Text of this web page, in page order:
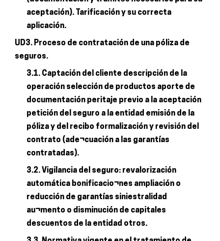
aceptación). Tarificación y su correcta
aplicación.
UD3. Proceso de contratación de una póliza de
seguros.
3.1. Captación del cliente descripción de la
operación selección de productos aporte de
documentación peritaje previo a la aceptación
petición del seguro a la entidad emisión de la
póliza y del recibo formalización y revisión del
contrato (ade¬cuación a las garantías
contratadas).
3.2. Vigilancia del seguro: revalorización
automática bonificacio¬nes ampliación o
reducción de garantías siniestralidad
au¬mento o disminución de capitales
descuentos de la entidad otros.